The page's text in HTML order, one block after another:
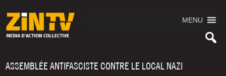
MENU
ASSEMBLÉE ANTIFASCISTE CONTRE LE LOCAL NAZI